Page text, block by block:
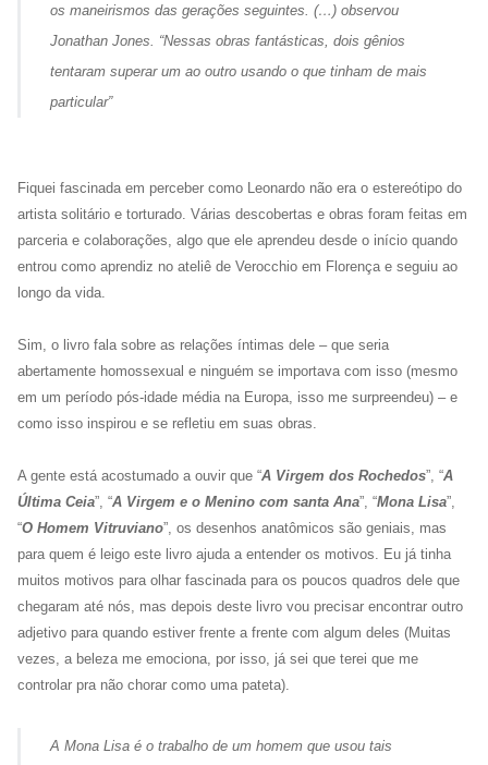
os maneirismos das gerações seguintes. (…) observou
Jonathan Jones. “Nessas obras fantásticas, dois gênios
tentaram superar um ao outro usando o que tinham de mais
particular”
Fiquei fascinada em perceber como Leonardo não era o estereótipo do
artista solitário e torturado. Várias descobertas e obras foram feitas em
parceria e colaborações, algo que ele aprendeu desde o início quando
entrou como aprendiz no ateliê de Verocchio em Florença e seguiu ao
longo da vida.
Sim, o livro fala sobre as relações íntimas dele – que seria
abertamente homossexual e ninguém se importava com isso (mesmo
em um período pós-idade média na Europa, isso me surpreendeu) – e
como isso inspirou e se refletiu em suas obras.
A gente está acostumado a ouvir que “A Virgem dos Rochedos”, “A
Última Ceia”, “A Virgem e o Menino com santa Ana”, “Mona Lisa”,
“O Homem Vitruviano”, os desenhos anatômicos são geniais, mas
para quem é leigo este livro ajuda a entender os motivos. Eu já tinha
muitos motivos para olhar fascinada para os poucos quadros dele que
chegaram até nós, mas depois deste livro vou precisar encontrar outro
adjetivo para quando estiver frente a frente com algum deles (Muitas
vezes, a beleza me emociona, por isso, já sei que terei que me
controlar pra não chorar como uma pateta).
AMona Lisa é o trabalho de um homem que usou tais